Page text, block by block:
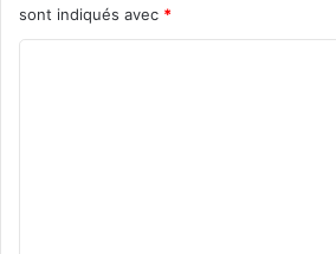
sont indiqués avec *